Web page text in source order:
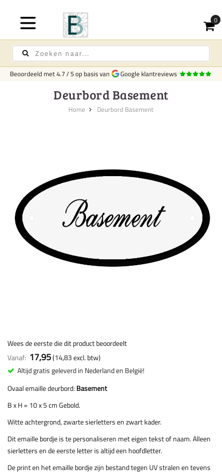
Beoordeeld met4.7/5op basis van Google klantreviews
Deurbord Basement
Home Deurbord Basement
Wees de eerste die dit product beoordeelt
Vanaf 17,95 14,83
Altijd gratis geleverd in Nederland en België!
Ovaal emaille deurbord: Basement
B x H = 10 x 5 cm Gebold.
Witte achtergrond, zwarte sierletters en zwart kader.
Dit emaille bordje is te personaliseren met eigen tekst of naam. Alleen
sierletters en de eerste letter is altijd een hoofdletter.
De print en het emaille bordje zijn bestand tegen UV stralen en tevens